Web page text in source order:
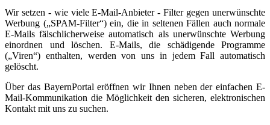
Wir setzen - wie viele E-Mail-Anbieter - Filter gegen unerwünschte
Werbung („SPAM-Filter“) ein, die in seltenen Fällen auch normale
E-Mails fälschlicherweise automatisch als unerwünschte Werbung
einordnen und löschen. E-Mails, die schädigende Programme
(„Viren“) enthalten, werden von uns in jedem Fall automatisch
gelöscht.
Über das BayernPortal eröffnen wir Ihnen neben der einfachen E-
Mail-Kommunikation die Möglichkeit den sicheren, elektronischen
Kontakt mit uns zu suchen.